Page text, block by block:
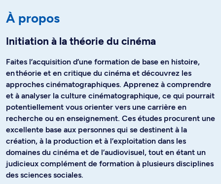
À propos
Initiation à la théorie du cinéma
Faites l’acquisition d’une formation de base en histoire,
en théorie et en critique du cinéma et découvrez les
approches cinématographiques. Apprenez à comprendre
et à analyser la culture cinématographique, ce qui pourrait
potentiellement vous orienter vers une carrière en
recherche ou en enseignement. Ces études procurent une
excellente base aux personnes qui se destinent à la
création, à la production et à l’exploitation dans les
domaines du cinéma et de l’audiovisuel, tout en étant un
judicieux complément de formation à plusieurs disciplines
des sciences sociales.